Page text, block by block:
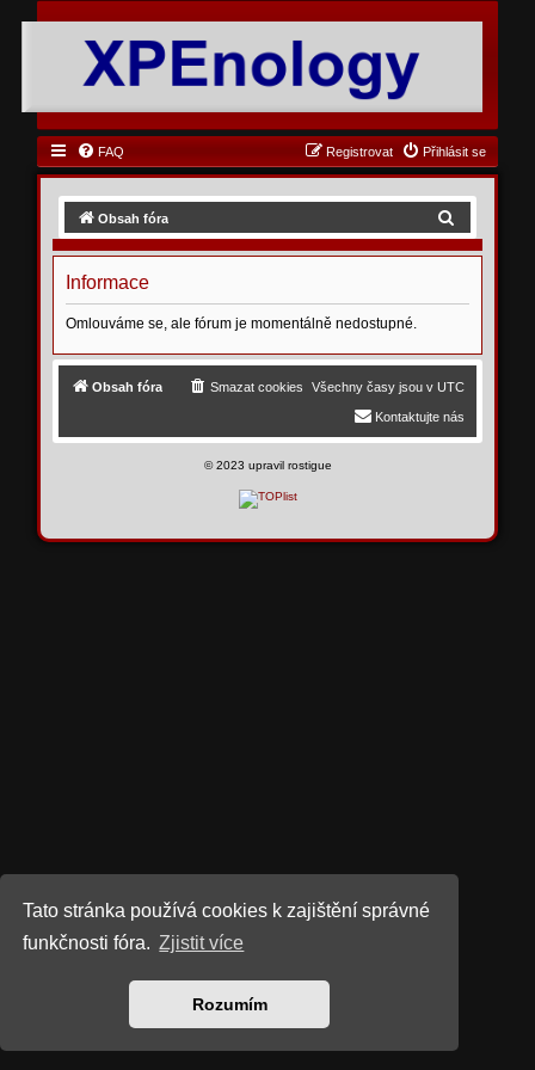
Tato stránka používá cookies k zajištění správné
funkčnosti fóra. Zjistit více
Rozumím
FAQ Přihlásit se
Registrovat
Obsah fóra
d
t
Informace
Omlouváme se, ale fórum je momentálně nedostupné.
Obsah fóra Všechny časy jsou v UTC
Smazat cookies
Kontaktujte nás
©2023 upravil rostigue